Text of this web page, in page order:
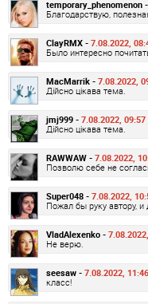
temporary_phenomenon -
Благодарствую,
ClayRMX - 7.08.2022,
Было интересно
MacMarrik - 7.08.2022,
Дійсно цікава тема.
jmj999 - 7.08.2022, 09:57
Дійсно цікава тема.
RAWWAW - 7.08.2022,
Позволю себе не
Super048 - 7.08.2022,
Пожал бы руку автору,
VladAlexenko -
Не верю.
seesaw - 7.08.2022, 11:46
класс!